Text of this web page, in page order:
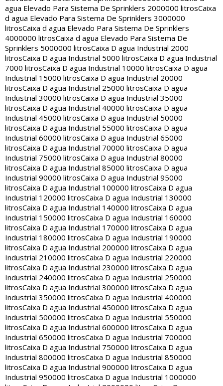
agua Elevado Para Sistema De Sprinklers 2000000 litrosCaixa
d agua Elevado Para Sistema De Sprinklers 3000000
litrosCaixa d agua Elevado Para Sistema De Sprinklers
4000000 litrosCaixa d agua Elevado Para Sistema De
Sprinklers 5000000 litrosCaixa D agua Industrial 2000
litrosCaixa D agua Industrial 5000 litrosCaixa D agua Industrial
7000 litrosCaixa D agua Industrial 10000 litrosCaixa D agua
Industrial 15000 litrosCaixa D agua Industrial 20000
litrosCaixa D agua Industrial 25000 litrosCaixa D agua
Industrial 30000 litrosCaixa D agua Industrial 35000
litrosCaixa D agua Industrial 40000 litrosCaixa D agua
Industrial 45000 litrosCaixa D agua Industrial 50000
litrosCaixa D agua Industrial 55000 litrosCaixa D agua
Industrial 60000 litrosCaixa D agua Industrial 65000
litrosCaixa D agua Industrial 70000 litrosCaixa D agua
Industrial 75000 litrosCaixa D agua Industrial 80000
litrosCaixa D agua Industrial 85000 litrosCaixa D agua
Industrial 90000 litrosCaixa D agua Industrial 95000
litrosCaixa D agua Industrial 100000 litrosCaixa D agua
Industrial 120000 litrosCaixa D agua Industrial 130000
litrosCaixa D agua Industrial 140000 litrosCaixa D agua
Industrial 150000 litrosCaixa D agua Industrial 160000
litrosCaixa D agua Industrial 170000 litrosCaixa D agua
Industrial 180000 litrosCaixa D agua Industrial 190000
litrosCaixa D agua Industrial 200000 litrosCaixa D agua
Industrial 210000 litrosCaixa D agua Industrial 220000
litrosCaixa D agua Industrial 230000 litrosCaixa D agua
Industrial 240000 litrosCaixa D agua Industrial 250000
litrosCaixa D agua Industrial 300000 litrosCaixa D agua
Industrial 350000 litrosCaixa D agua Industrial 400000
litrosCaixa D agua Industrial 450000 litrosCaixa D agua
Industrial 500000 litrosCaixa D agua Industrial 550000
litrosCaixa D agua Industrial 600000 litrosCaixa D agua
Industrial 650000 litrosCaixa D agua Industrial 700000
litrosCaixa D agua Industrial 750000 litrosCaixa D agua
Industrial 800000 litrosCaixa D agua Industrial 850000
litrosCaixa D agua Industrial 900000 litrosCaixa D agua
Industrial 950000 litrosCaixa D agua Industrial 1000000